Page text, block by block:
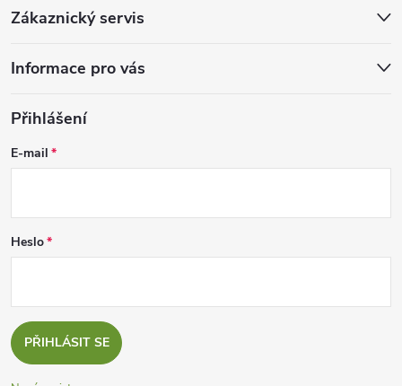
Zákaznický servis
Informace pro vás
Přihlášení
E-mail
Heslo
PŘIHLÁSIT SE